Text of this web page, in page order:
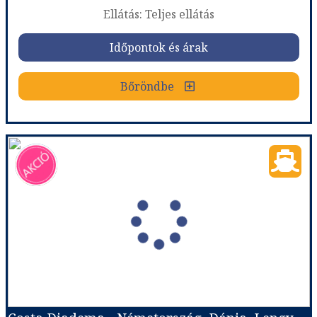
Időpontok és árak
Bőröndbe
Ellátás: Teljes ellátás
Időpontok és árak
Bőröndbe
Costa Diadema - Dánia, Lengyelország, Svédország, Németország
Észak-európai hajóutak
Utazás módja:Hajó
Ellátás:Teljes ellátás
Szálláskategória:Hajó kabin
Costa ár, The Interior (I1), 2 felnőtt